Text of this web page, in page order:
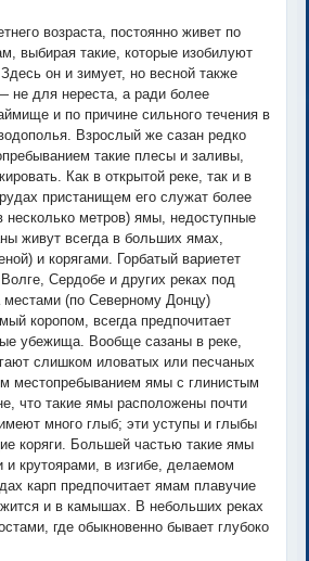
возраста, постоянно живет по
выбирая такие, которые изобилуют
он и зимует, но весной также
не для нереста, а ради более
и по причине сильного течения в
Взрослый же сазан редко
такие плесы и заливы,
Как в открытой реке, так и в
пристанищем его служат более
несколько метров) ямы, недоступные
живут всегда в больших ямах,
и корягами. Горбатый вариетет
Сердобе и других реках под
местами (по Северному Донцу)
коропом, всегда предпочитает
убежища. Вообще сазаны в реке,
слишком иловатых или песчаных
местопребыванием ямы с глинистым
что такие ямы расположены почти
много глыб; эти уступы и глыбы
коряги. Большей частью такие ямы
крутоярами, в изгибе, делаемом
карп предпочитает ямам плавучие
и в камышах. В небольших реках
где обыкновенно бывает глубоко